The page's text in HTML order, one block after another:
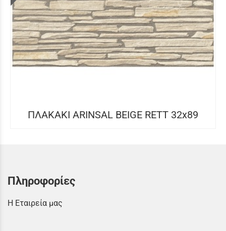
ΠΛΑΚΑΚΙ ARINSAL BEIGE RETT 32x89
Πληροφορίες
Η Εταιρεία μας